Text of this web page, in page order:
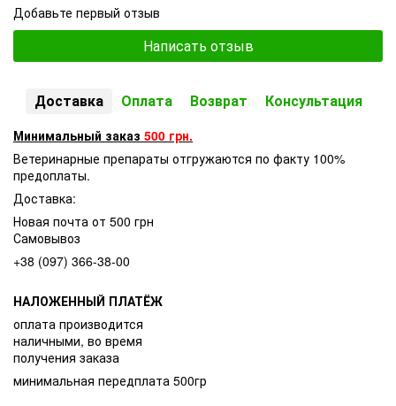
Добавьте первый отзыв
Написать отзыв
Доставка Оплата Возврат Консультация
Минимальный заказ 500 грн.
Ветеринарные препараты отгружаются по факту 100%
предоплаты.
Доставка:
Новая почта от 500 грн
Самовывоз
+38 (097) 366-38-00
НАЛОЖЕННЫЙ ПЛАТЁЖ
оплата производится
наличными, во время
получения заказа
минимальная передплата 500гр